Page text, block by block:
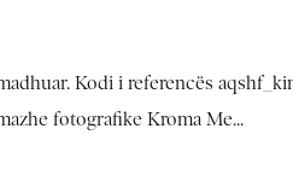
Kodi i referencës
fotografike Kroma Me...